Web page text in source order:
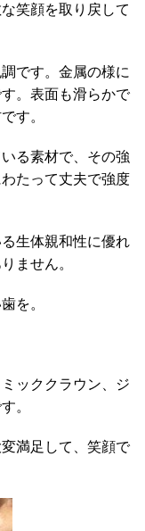
笑顔を取り戻して
です。金属の様に
。表面も滑らかで
す。
る素材で、その強
たって丈夫で強度
生体親和性に優れ
ません。
を。
ッククラウン、ジ
。
満足して、笑顔で